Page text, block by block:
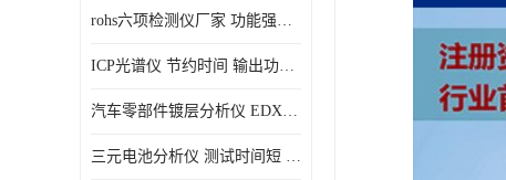
rohs六项检测仪厂家 功能强大 可直接分析
ICP光谱仪 节约时间 输出功率稳定
汽车零部件镀层分析仪 EDX600PLUS 自动谱线识别
三元电池分析仪 测试时间短 体积小 方便便携